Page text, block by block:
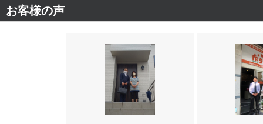
お客様の声